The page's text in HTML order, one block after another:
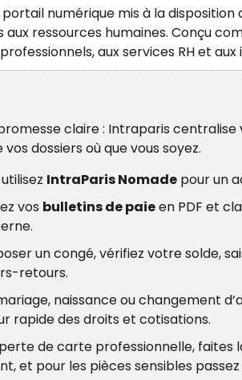
numérique mis à la
ressources humaines. Conçu
aux services RH et
claire : Intraparis
dossiers où que vous soyez.
IntraParis Nomade pour un
vos bulletins de paieen PDF et
un congé, vérifiez votre solde,
retours.
naissance ou changement
rapide des droits et cotisations.
de carte professionnelle,
et pour les pièces sensibles